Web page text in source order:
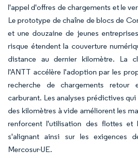
l'appel d'offres de chargements et le
Le prototype de chaîne de blocs de
et une douzaine de jeunes
risque étendent la couverture
distance au dernier kilomètre. La
l'ANTT accélère l'adoption par les
recherche de chargements
carburant. Les analyses prédictives
des kilomètres à vide améliorent les
renforcent l'utilisation des flottes et
s'alignant ainsi sur les exigences
Mercosur-UE.